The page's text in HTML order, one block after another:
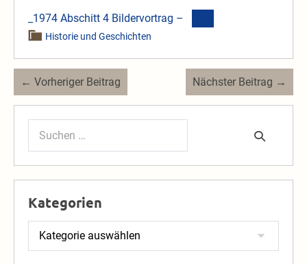
_1974 Abschitt 4 Bildervortrag –
Historie und Geschichten
Beitragsnavigation
← Vorheriger Beitrag Nächster Beitrag →
Suchen
Kategorien
Kategorien